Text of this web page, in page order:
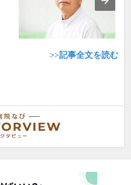
>>記事全文を読む